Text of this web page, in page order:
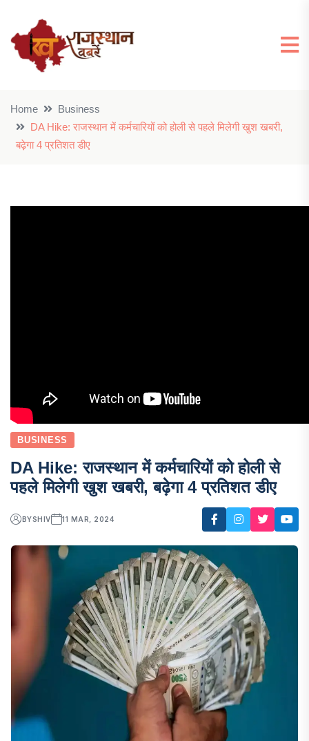
Home
Business
DA Hike: राजस्थान में कर्मचारियों को होली से पहले मिलेगी खुश खबरी,
बढ़ेगा 4 प्रतिशत डीए
BUSINESS
DA Hike: राजस्थान में कर्मचारियों को होली से
पहले मिलेगी खुश खबरी, बढ़ेगा 4 प्रतिशत डीए
BYSHIV 11 MAR, 2024